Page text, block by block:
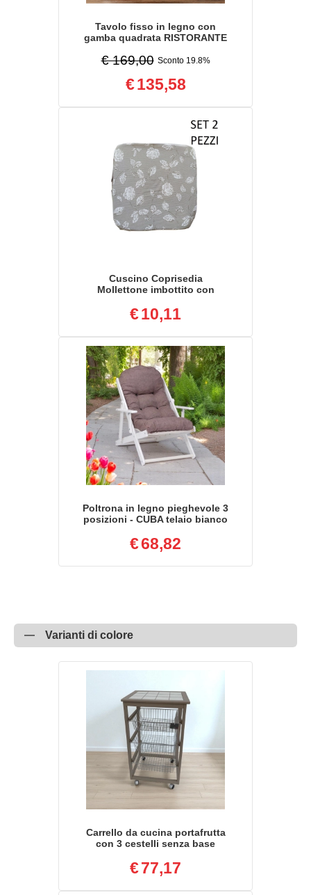
Tavolo fisso in legno con
gamba quadrata RISTORANTE
€ 169,00 Sconto 19.8%
€135,58
Cuscino Coprisedia
Mollettone imbottito con
FANTASIA 2 PEZZI
€10,11
Poltrona in legno pieghevole 3
posizioni - CUBA telaio bianco
€68,82
Varianti di colore
Carrello da cucina portafrutta
con 3 cestelli senza base
€77,17